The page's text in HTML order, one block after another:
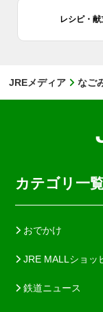
レシピ・献
JREメディア なご
カテゴリ一
おでかけ
JRE MALLショッ
鉄道ニュース